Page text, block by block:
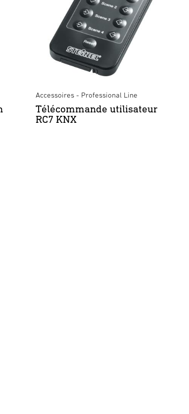
Accessoires - Professional Line
Télécommande utilisateur
RC7 KNX